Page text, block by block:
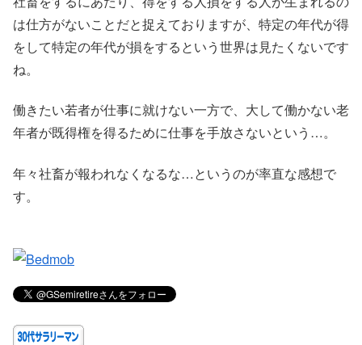
は仕方がないことだと捉えておりますが、特定の年代が得
をして特定の年代が損をするという世界は見たくないです
ね。
働きたい若者が仕事に就けない一方で、大して働かない老
年者が既得権を得るために仕事を手放さないという…。
年々社畜が報われなくなるな…というのが率直な感想で
す。